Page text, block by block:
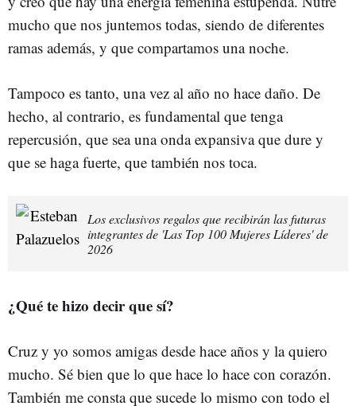
mucho que nos juntemos todas, siendo de diferentes
ramas además, y que compartamos una noche.
Tampoco es tanto, una vez al año no hace daño. De
hecho, al contrario, es fundamental que tenga
repercusión, que sea una onda expansiva que dure y
que se haga fuerte, que también nos toca.
Los exclusivos regalos que recibirán las futuras
integrantes de 'Las Top 100 Mujeres Líderes' de
2026
¿Qué te hizo decir que sí?
Cruz y yo somos amigas desde hace años y la quiero
mucho. Sé bien que lo que hace lo hace con corazón.
También me consta que sucede lo mismo con todo el